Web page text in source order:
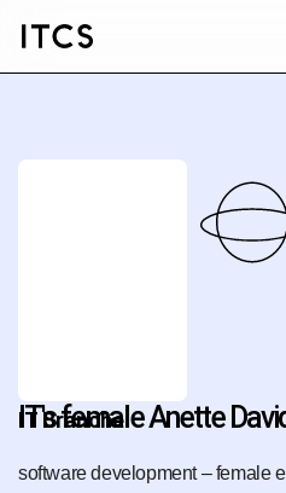
IT's female Anette
IT Branche
software development – female